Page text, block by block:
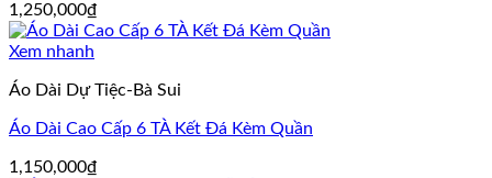
1,250,000₫
Xem nhanh
Áo Dài Dự Tiệc-Bà Sui
Áo Dài Cao Cấp 6 TÀ Kết Đá Kèm Quần
1,150,000₫